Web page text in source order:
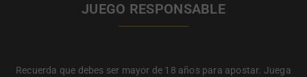
JUEGO RESPONSABLE
Recuerda que debes ser mayor de 18 años para apostar. Juega